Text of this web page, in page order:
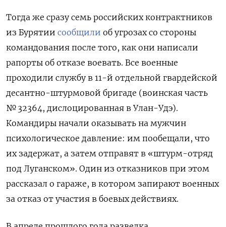
Тогда же сразу семь российских контрактников
из Бурятии сообщили об угрозах со стороны
командования после того, как они написали
рапорты об отказе воевать. Все военные
проходили службу в 11-й отдельной гвардейской
десантно-штурмовой бригаде (воинская часть
№ 32364, дислоцированная в Улан-Удэ).
Командиры начали оказывать на мужчин
психологическое давление: им пообещали, что
их задержат, а затем отправят в «штурм-отряд
под Луганском». Один из отказников при этом
рассказал о гараже, в котором запирают военных
за отказ от участия в боевых действиях.